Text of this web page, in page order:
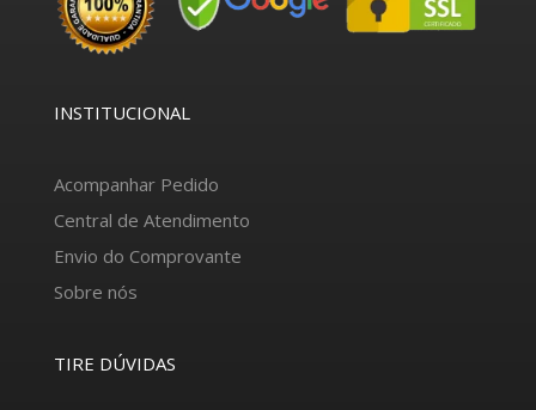
INSTITUCIONAL
Acompanhar Pedido
Central de Atendimento
Envio do Comprovante
Sobre nós
TIRE DÚVIDAS